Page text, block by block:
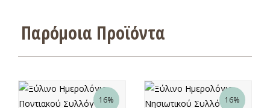
Παρόμοια Προϊόντα
16%
16%